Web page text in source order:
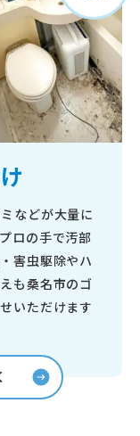
などが大量に
ロの手で汚部
害虫駆除やハ
も桑名市のゴ
いただけます